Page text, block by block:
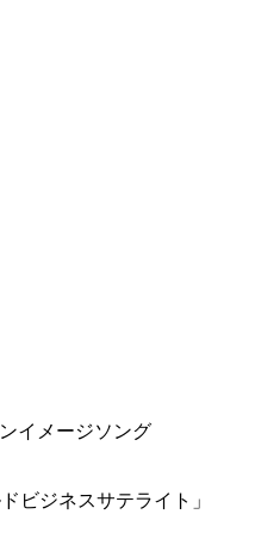
イメージソング
ビジネスサテライト」